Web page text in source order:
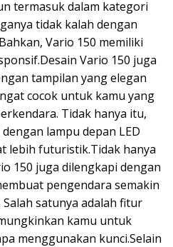
termasuk dalam kategori
tidak kalah dengan
Vario 150 memiliki
Vario 150 juga
tampilan yang elegan
cocok untuk kamu yang
Tidak hanya itu,
lampu depan LED
lebih futuristik.Tidak hanya
150 juga dilengkapi dengan
pengendara semakin
satunya adalah fitur
kamu untuk
menggunakan kunci.Selain